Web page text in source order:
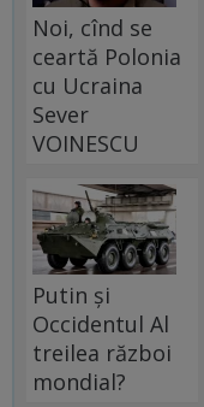
Noi, cînd se
ceartă Polonia
cu Ucraina
Sever
VOINESCU
Putin și
Occidentul Al
treilea război
mondial?